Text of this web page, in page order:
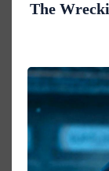
The